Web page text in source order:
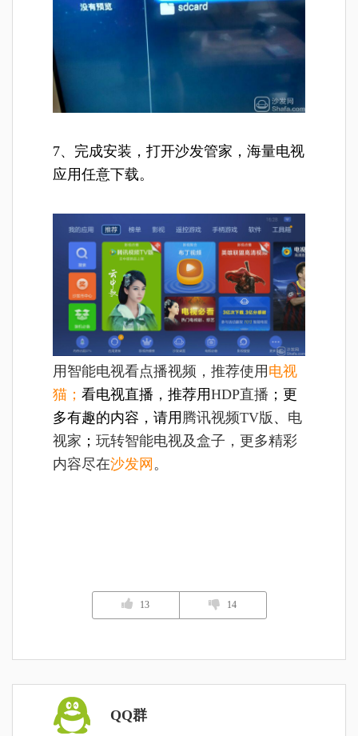
7、完成安装，打开沙发管家，海量电视
应用任意下载。
用智能电视看点播视频，推荐使用 电视
猫； 看电视直播，推荐用HDP直播 ；更
多有趣的内容，请用 腾讯视频TV版 、 电
视家 ； 玩转智能电视及盒子，更多精彩
内容尽在沙发网 。
13 14
QQ群